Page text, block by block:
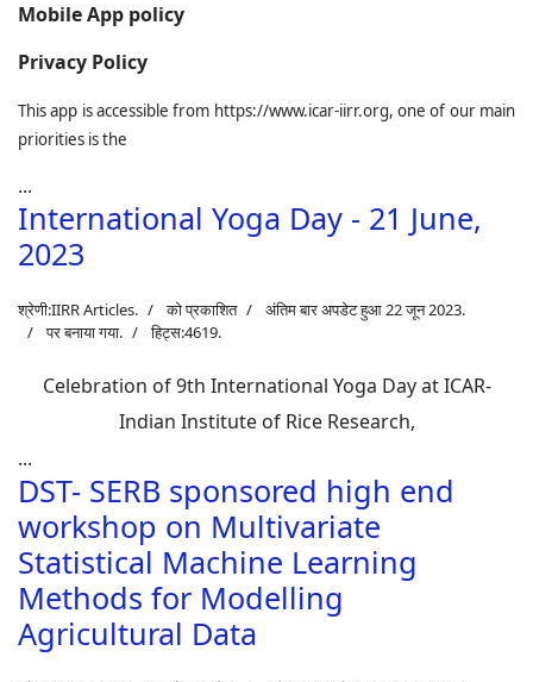
Mobile App policy
Privacy Policy
This app is accessible from https://www.icar-iirr.org, one of our main
priorities is the
...
International Yoga Day - 21 June,
2023
श्रेणी:IIRR Articles. को प्रकाशित
अंतिम बार अपडेट हुआ 22 जून 2023.
पर बनाया गया.
हिट्स:4619.
Celebration of 9th International Yoga Day at ICAR-
Indian Institute of Rice Research,
...
DST- SERB sponsored high end
workshop on Multivariate
Statistical Machine Learning
Methods for Modelling
Agricultural Data